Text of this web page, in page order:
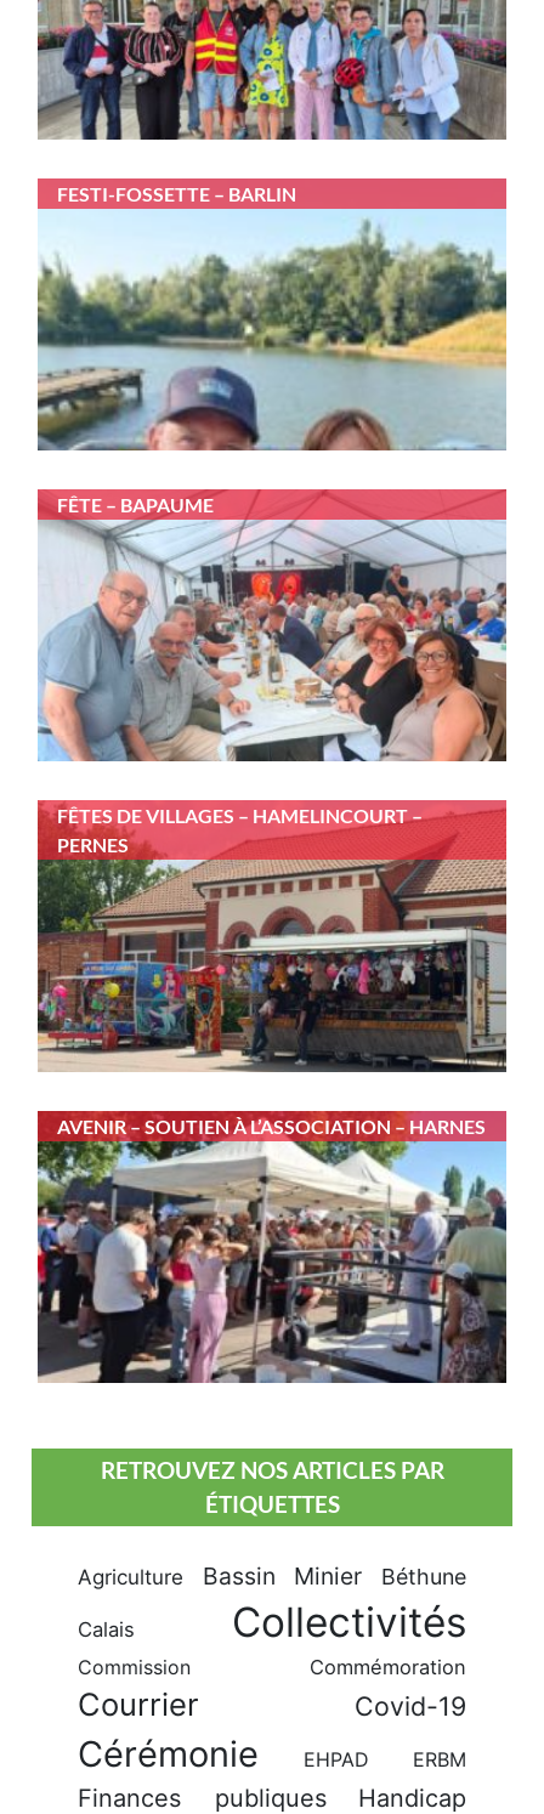
FESTI-FOSSETTE – BARLIN
FÊTE – BAPAUME
FÊTES DE VILLAGES – HAMELINCOURT –
PERNES
AVENIR – SOUTIEN À L’ASSOCIATION – HARNES
RETROUVEZ NOS ARTICLES PAR
ÉTIQUETTES
Agriculture Bassin Minier Béthune
Calais Collectivités
Commission Commémoration
Courrier Covid-19
Cérémonie EHPAD ERBM
Finances publiques Handicap